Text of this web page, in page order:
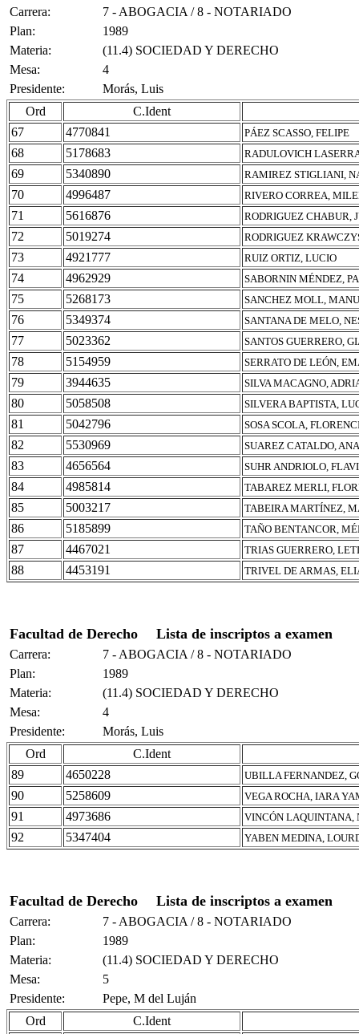
Carrera:
7 - ABOGACIA / 8 - NOTARIADO
Plan:
1989
Materia:
(11.4) SOCIEDAD Y DERECHO
Mesa:
4
Presidente:
Morás, Luis
Ord
C.Ident
67
4770841 PÁEZ SCASSO, FELIPE
68 5178683 RADULOVICH
69 5340890 RAMIREZ STIGLIANI,
70 4996487 RIVERO CORREA,
71 5616876 RODRIGUEZ CHABUR,
72 5019274 RODRIGUEZ
73 4921777 RUIZ ORTIZ, LUCIO
74 4962929 SABORNIN MÉNDEZ,
75 5268173 SANCHEZ MOLL,
76 5349374 SANTANA DE MELO,
77 5023362 SANTOS GUERRERO,
78 5154959 SERRATO DE LEÓN,
79 3944635 SILVA MACAGNO,
80 5058508 SILVERA BAPTISTA,
81 5042796 SOSA SCOLA,
82 5530969 SUAREZ CATALDO, ANA
83 4656564 SUHR ANDRIOLO,
84 4985814 TABAREZ MERLI,
85 5003217 TABEIRA MARTÍNEZ,
86 5185899 TAÑO BENTANCOR,
87 4467021 TRIAS GUERRERO,
88 4453191 TRIVEL DE ARMAS,
Facultad de Derecho Lista de inscriptos a examen
Carrera:
7 - ABOGACIA / 8 - NOTARIADO
Plan:
1989
Materia:
(11.4) SOCIEDAD Y DERECHO
Mesa:
4
Presidente:
Morás, Luis
Ord
C.Ident
89
4650228 UBILLA FERNANDEZ,
90 5258609 VEGA ROCHA, IARA
91 4973686 VINCÓN LAQUINTANA,
92 5347404 YABEN MEDINA,
Facultad de Derecho Lista de inscriptos a examen
Carrera:
7 - ABOGACIA / 8 - NOTARIADO
Plan:
1989
Materia:
(11.4) SOCIEDAD Y DERECHO
Mesa:
5
Presidente:
Pepe, M del Luján
Ord
C.Ident